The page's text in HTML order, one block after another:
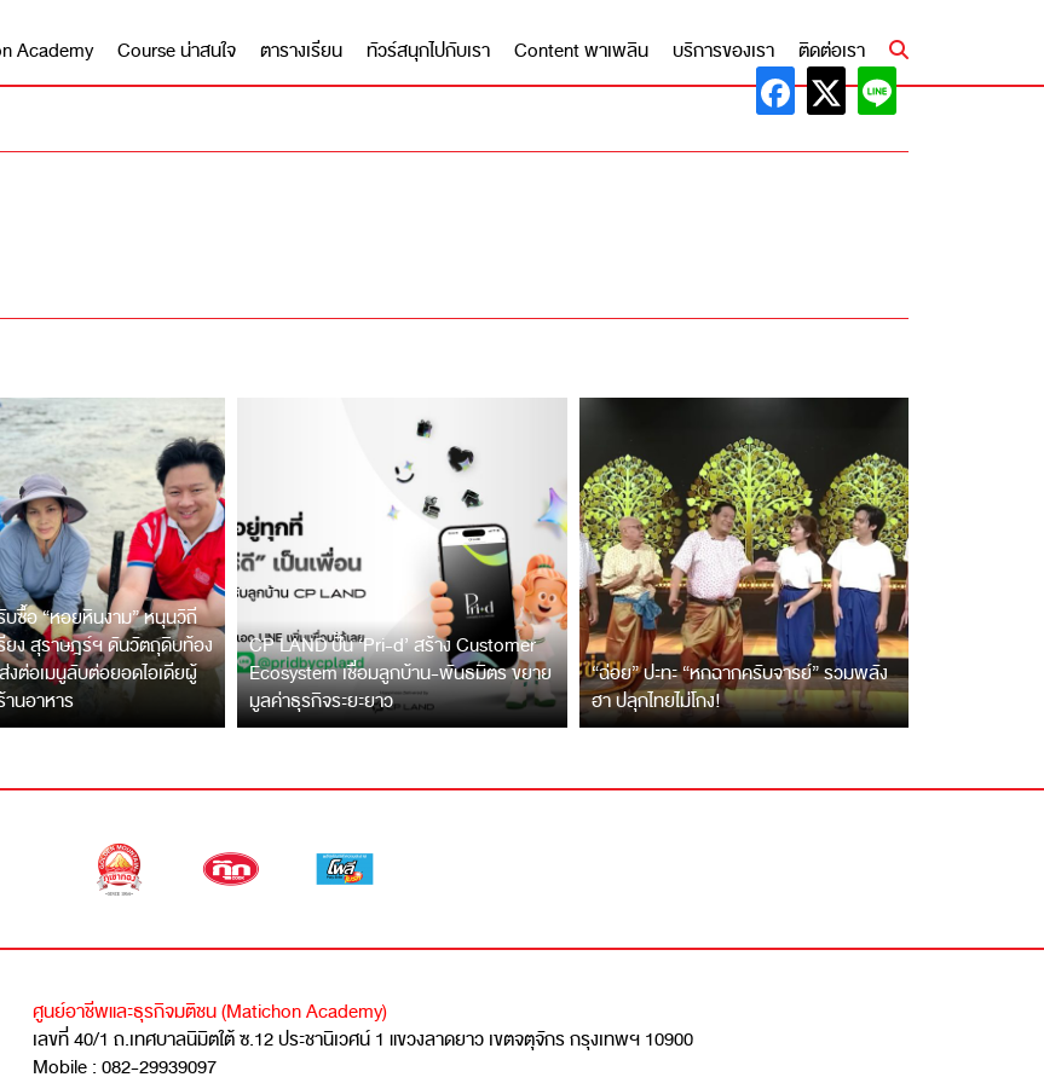
Academy Course น่าสนใจ ตารางเรียน ทัวร์สนุกไปกับเรา Content พาเพลิน บริการของเรา ติดต่อเรา
บซื้อ “หอยหินงาม” หนุนวิถี
ยง สุราษฎร์ฯ ดันวัตถุดิบท้อง
งต่อเมนูลับต่อยอดไอเดียผู้
นอาหาร
CP LAND ปั้น ‘Pri-d’ สร้าง Customer
Ecosystem เชื่อมลูกบ้าน-พันธมิตร ขยาย
มูลค่าธุรกิจระยะยาว
“ฉ่อย” ปะทะ “หกฉากครับจารย์” รวมพลัง
ฮา ปลุกไทยไม่โกง!
ศูนย์อาชีพและธุรกิจมติชน (Matichon Academy)
เลขที่ 40/1 ถ.เทศบาลนิมิตใต้ ซ.12 ประชานิเวศน์ 1 แขวงลาดยาว เขตจตุจักร กรุงเทพฯ 10900
Mobile : 082-29939097